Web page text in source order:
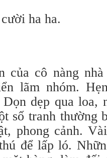
ha ha.
của cô nàng
lãm nhóm.
dẹp qua loa,
số tranh thường
phong cảnh.
để lấp ló.